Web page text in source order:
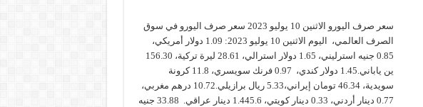
سعر صرف اليورو الاثنين 10 يوليو 2023 سعر صرف اليورو في سوق
الصرف العالمي، اليوم الاثنين 10 يوليو 2023: 1.09 دولار أمريكي،
0.85 جنيه استرليني، 1.65 دولار استرالي، 28.61 ليرة تركية، 156.30
ين ياباني.1.45 دولار كندي، 0.97 فرنك سويسري، 11.8 كرونة
سويدية، 46.34 تومان إيراني،5.33 ريال برازيلي.10.72 درهم مغربي،
0.77 دينار أردني، 0.33 دينار كويتي، 1.445.6 دينار عراقي. 33.88 جنيه